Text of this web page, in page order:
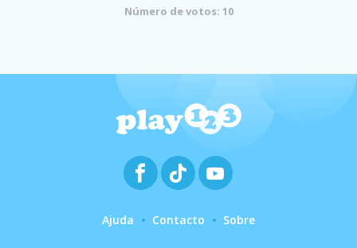
Número de votos: 10
Ajuda Contacto Sobre